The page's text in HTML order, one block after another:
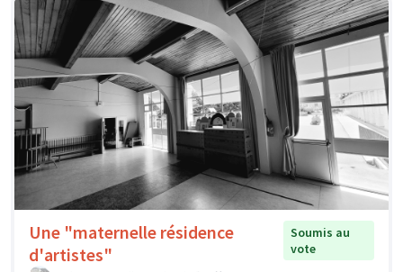
Une "maternelle résidence
d'artistes"
Soumis au
vote